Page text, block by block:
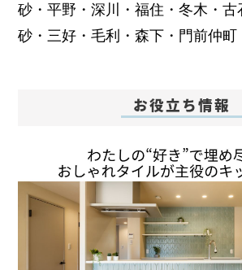
砂・平野・深川・福住・冬木・
砂・三好・毛利・森下・門前仲町
お役立ち情報